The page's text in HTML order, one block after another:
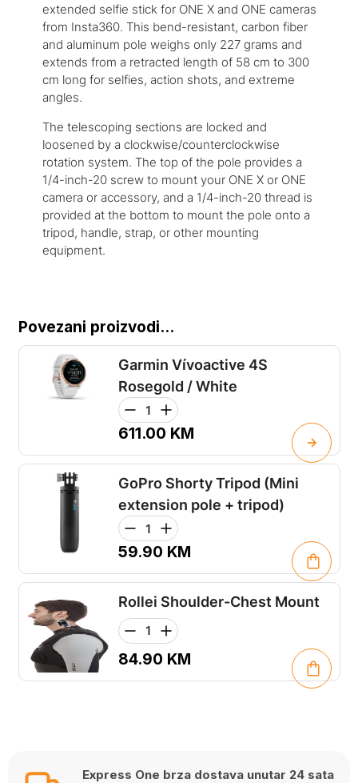
extended selfie stick for ONE X and ONE cameras
from Insta360. This bend-resistant, carbon fiber
and aluminum pole weighs only 227 grams and
extends from a retracted length of 58 cm to 300
cm long for selfies, action shots, and extreme
angles.
The telescoping sections are locked and
loosened by a clockwise/counterclockwise
rotation system. The top of the pole provides a
1/4-inch-20 screw to mount your ONE X or ONE
camera or accessory, and a 1/4-inch-20 thread is
provided at the bottom to mount the pole onto a
tripod, handle, strap, or other mounting
equipment.
Povezani proizvodi...
Garmin Vívoactive 4S
Rosegold / White
611.00 KM
GoPro Shorty Tripod (Mini
extension pole + tripod)
59.90 KM
Rollei Shoulder-Chest Mount
84.90 KM
Express One brza dostava unutar 24 sata